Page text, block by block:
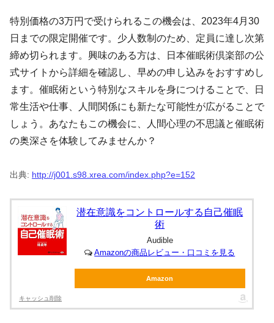
特別価格の3万円で受けられるこの機会は、2023年4月30
日までの限定開催です。少人数制のため、定員に達し次第
締め切られます。興味のある方は、日本催眠術倶楽部の公
式サイトから詳細を確認し、早めの申し込みをおすすめし
ます。催眠術という特別なスキルを身につけることで、日
常生活や仕事、人間関係にも新たな可能性が広がることで
しょう。あなたもこの機会に、人間心理の不思議と催眠術
の奥深さを体験してみませんか？
出典: http://j001.s98.xrea.com/index.php?e=152
潜在意識をコントロールする自己催眠
術
Audible
Amazonの商品レビュー・口コミを見る
Amazon
キャッシュ削除